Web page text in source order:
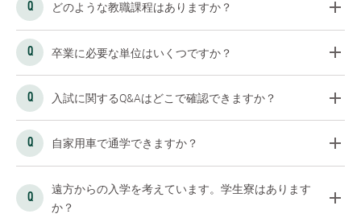
どのような教職課程はありますか？
卒業に必要な単位はいくつですか？
入試に関するQ&Aはどこで確認できますか？
自家用車で通学できますか？
遠方からの入学を考えています。学生寮はあります
か？